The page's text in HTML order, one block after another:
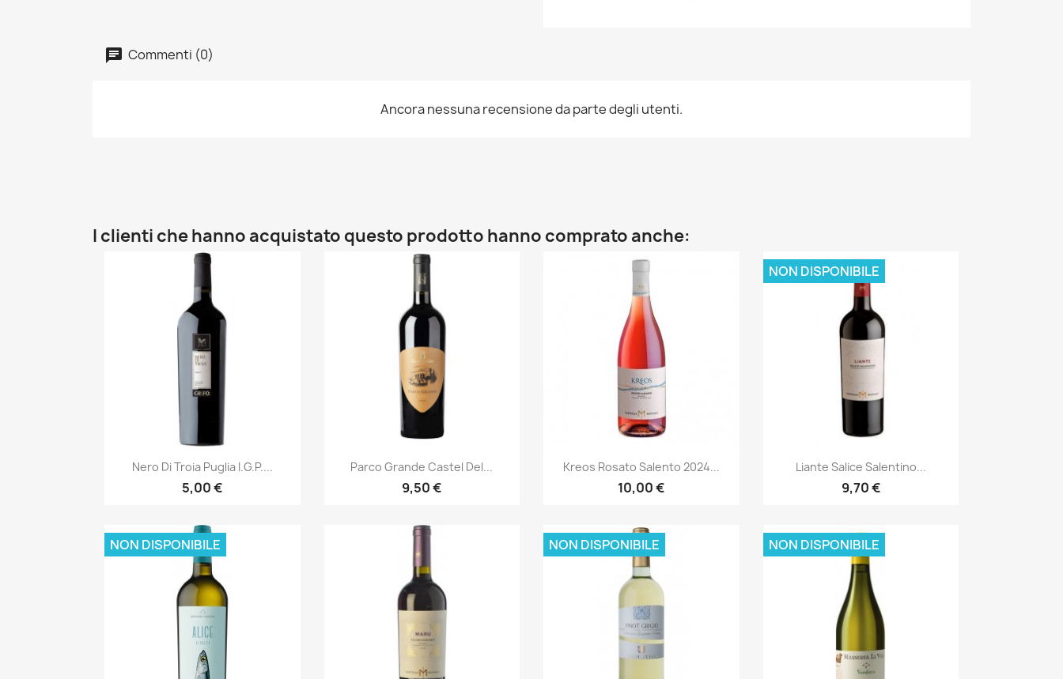
Commenti (0)
Ancora nessuna recensione da parte degli utenti.
I clienti che hanno acquistato questo prodotto hanno comprato anche:
Anteprima
Nero Di Troia Puglia I.G.P....
5,00 €
Anteprima
Parco Grande Castel Del...
9,50 €
Anteprima
Kreos Rosato Salento 2024...
10,00 €
Anteprima
Liante Salice Salentino...
9,70 €
NON DISPONIBILE
NON DISPONIBILE NON DISPONIBILE NON DISPONIBILE